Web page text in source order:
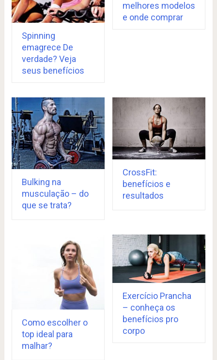
Spinning
emagrece De
verdade? Veja
seus benefícios
melhores modelos
e onde comprar
Bulking na
musculação – do
que se trata?
CrossFit:
benefícios e
resultados
Como escolher o
top ideal para
malhar?
Exercício Prancha
– conheça os
benefícios pro
corpo